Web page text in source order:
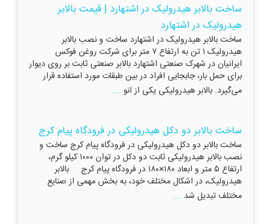
ساخت بالابر هیدرولیک در اشتهارد | قیمت بالابر
هیدرولیک در اشتهارد
ساخت بالابر هیدرولیک در اشتهارد ساخت و نصب بالابر
هیدرولیک ۱ تن به ارتفاع ۷ متر برای شرکت روغن فوکس
ایرانیان در شهرک صنعتی اشتهارد بالابر صنعتی ثابت بر روی دیوار
برای حمل بار، جابجایی افراد در بین طبقات مورد استفاده قرار
می‌گیرد. بالابر هیدرولیکی یکی از انو ...
ساخت بالابر دو دکل هیدرولیکی در فرودگاه پیام کرج
ساخت بالابر دو دکل هیدرولیکی در فرودگاه پیام کرج ساخت و
نصب بالابر هیدرولیکی ثابت دو دکل در توان ۱۰۰۰ کیلو گرم،
ارتفاع ۵ متر و ابعاد ۱۸۰×۱۸۰ در فرودگاه پیام کرج بالابر
هیدرولیک، در اشکال مختلف خود، به بخش مهمی از صنایع
مختلف تبدیل شد ...